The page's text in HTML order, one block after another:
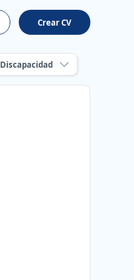
Crear CV
Discapacidad